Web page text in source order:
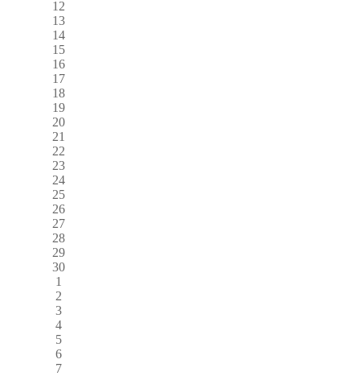
12
13
14
15
16
17
18
19
20
21
22
23
24
25
26
27
28
29
30
1
2
3
4
5
6
7